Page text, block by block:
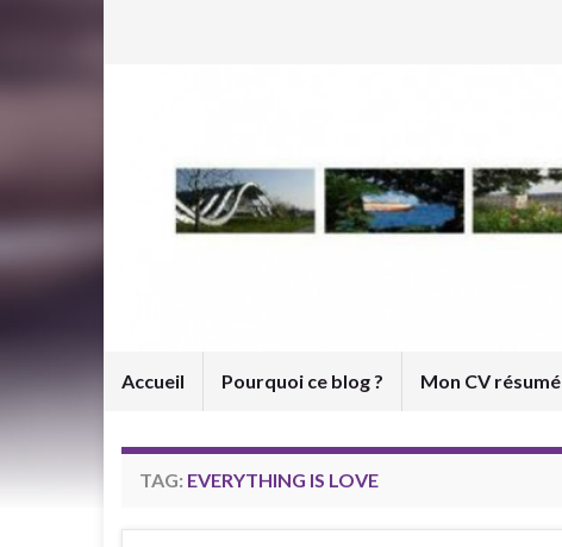
Accueil Pourquoi ce blog ? Mon CV résumé
TAG: EVERYTHING IS LOVE